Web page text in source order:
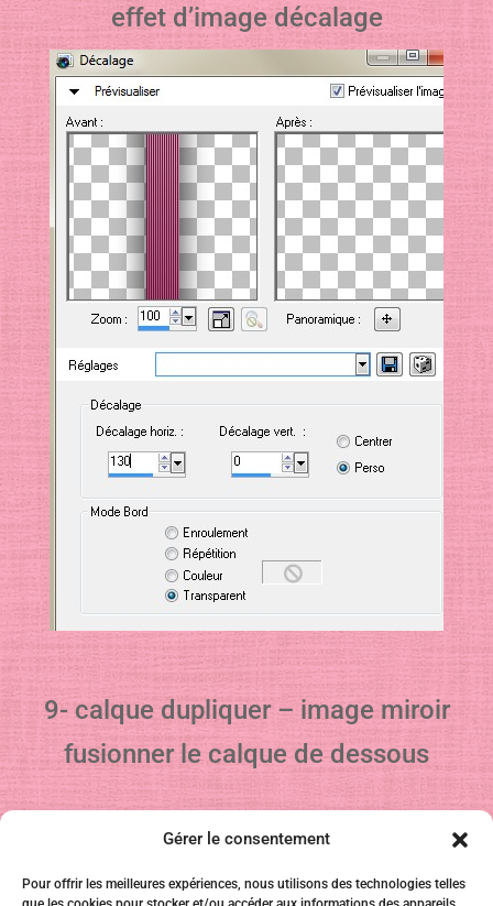
Gérer le consentement
Pour offrir les meilleures expériences, nous utilisons des technologies telles
effet d’image décalage
9- calque dupliquer – image miroir
fusionner le calque de dessous
10-